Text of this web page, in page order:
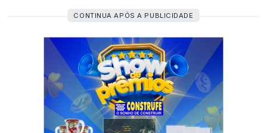
CONTINUA APÓS A PUBLICIDADE